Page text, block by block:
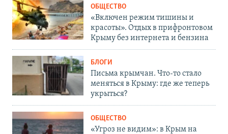
ОБЩЕСТВО
«Включен режим тишины и
красоты». Отдых в прифронтовом
Крыму без интернета и бензина
БЛОГИ
Письма крымчан. Что-то стало
меняться в Крыму: где же теперь
укрыться?
ОБЩЕСТВО
«Угроз не видим»: в Крым на